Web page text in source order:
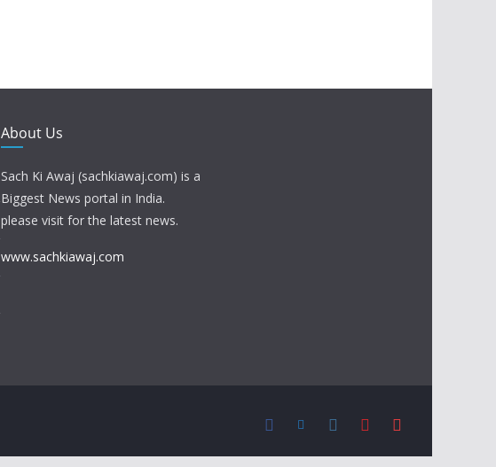
About Us
Sach Ki Awaj (sachkiawaj.com) is a
Biggest News portal in India.
please visit for the latest news.
www.sachkiawaj.com